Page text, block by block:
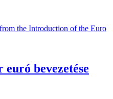
the Introduction of the Euro
euró bevezetése